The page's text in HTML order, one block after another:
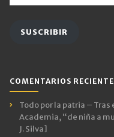
de
SUSCRIBIR
COMENTARIOS
Todo por la patria –
Academia, “de niña a
J. Silva]